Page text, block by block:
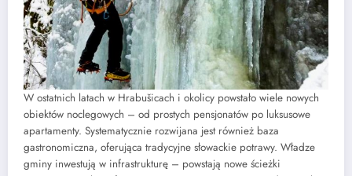
W ostatnich latach w Hrabušicach i okolicy powstało wiele nowych
obiektów noclegowych – od prostych pensjonatów po luksusowe
apartamenty. Systematycznie rozwijana jest również baza
gastronomiczna, oferująca tradycyjne słowackie potrawy. Władze
gminy inwestują w infrastrukturę – powstają nowe ścieżki